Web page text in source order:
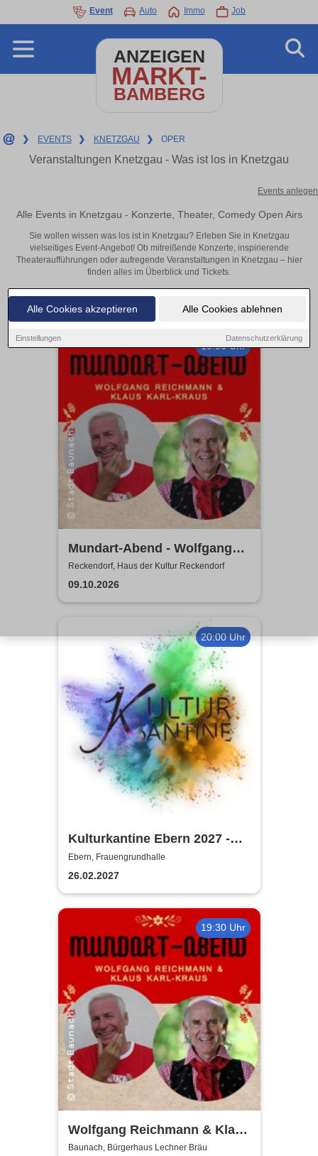
Alle Cookies akzeptieren Alle Cookies ablehnen
Einstellungen Datenschutzerklärung
Event Auto Immo Job
ANZEIGEN
MARKT-
BAMBERG
❯ EVENTS ❯ KNETZGAU ❯ OPER
Veranstaltungen Knetzgau - Was ist los in Knetzgau
Events anlegen
Alle Events in Knetzgau - Konzerte, Theater, Comedy Open Airs
Sie wollen wissen was los ist in Knetzgau? Erleben Sie in Knetzgau
vielseitiges Event-Angebot! Ob mitreißende Konzerte, inspirierende
Theateraufführungen oder aufregende Veranstaltungen in Knetzgau – hier
finden alles im Überblick und Tickets.
19:30 Uhr
Mundart-Abend - Wolfgang
Reichmann & Klaus Karl-
Kraus
Reckendorf, Haus der Kultur Reckendorf
09.10.2026
20:00 Uhr
Kulturkantine Ebern 2027 -
Purer Zufall
Ebern, Frauengrundhalle
26.02.2027
19:30 Uhr
Wolfgang Reichmann & Klaus
Karl-Kraus - Mundart-Abend
Baunach, Bürgerhaus Lechner Bräu